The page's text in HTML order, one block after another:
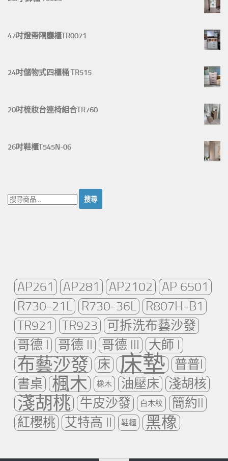
47吋燈帶隔廳櫃TR0071
24吋儲物式四櫃桶 TR515
20吋梳妝台連椅組合TR760
26吋鞋櫃T545N-06
搜
尋：
AP261 AP281 AP2102
AP 6501
R730-21L
R730-36L
R807H-B1
TR921
TR923
可拆洗布藝沙發
哥德 I
哥德 II 哥德 III 大師 I
布藝沙發 床 床墊
普普I
書桌
楓木 橡木 油壓床 淺胡核
淺胡桃 牛皮沙發 白木紋
簡約II
紅櫻桃
艾特高 II 鞋櫃 黑橡